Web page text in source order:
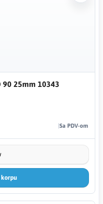
90 25mm 10343
Sa PDV-om
korpu